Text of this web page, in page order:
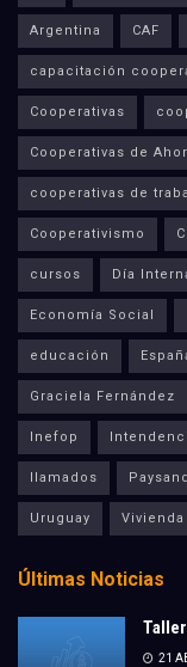
Argentina CAF
capacitación
Cooperativas
Cooperativas de
cooperativas de
Cooperativismo
cursos Día
Economía Social
educación
Graciela Fernández
Inefop
llamados
Uruguay Vivienda
Últimas Noticias
21